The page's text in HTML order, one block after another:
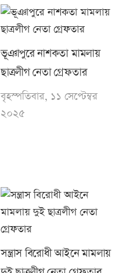
ভূঞাপুরে নাশকতা মামলায়
ছাত্রলীগ নেতা গ্রেফতার
বৃহস্পতিবার, ১১ সেপ্টেম্বর
২০২৫
সন্ত্রাস বিরোধী আইনে মামলায়